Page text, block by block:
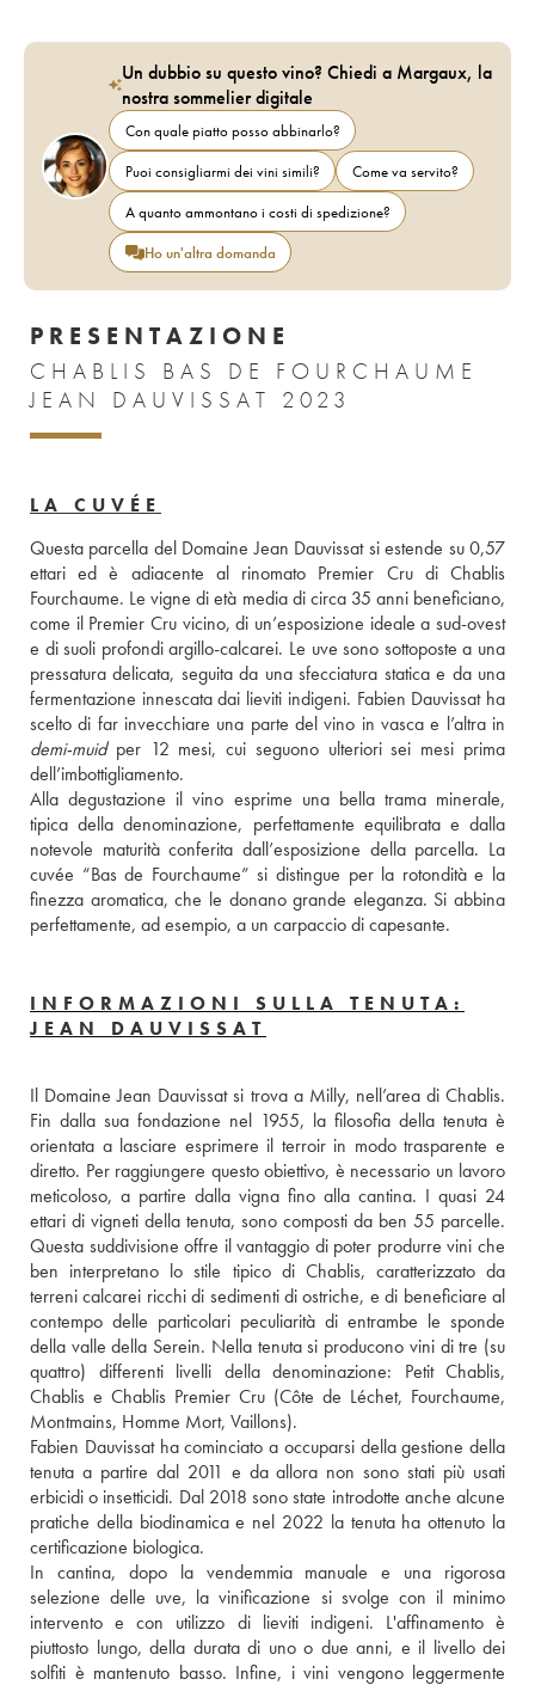
Un dubbio su questo vino? Chiedi a Margaux, la
nostra sommelier digitale
Con quale piatto posso abbinarlo?
Puoi consigliarmi dei vini simili?
Come va servito?
A quanto ammontano i costi di spedizione?
Ho un'altra domanda
PRESENTAZIONE
CHABLIS BAS DE FOURCHAUME
JEAN DAUVISSAT 2023
LA CUVÉE
Questa parcella del Domaine Jean Dauvissat si estende su 0,57
ettari ed è adiacente al rinomato Premier Cru di Chablis
Fourchaume. Le vigne di età media di circa 35 anni beneficiano,
come il Premier Cru vicino, di un’esposizione ideale a sud-ovest
e di suoli profondi argillo-calcarei. Le uve sono sottoposte a una
pressatura delicata, seguita da una sfecciatura statica e da una
fermentazione innescata dai lieviti indigeni. Fabien Dauvissat ha
demi-muid per 12 mesi, cui seguono ulteriori sei mesi prima
dell’imbottigliamento.
Alla degustazione il vino esprime una bella trama minerale,
tipica della denominazione, perfettamente equilibrata e dalla
notevole maturità conferita dall’esposizione della parcella. La
cuvée “Bas de Fourchaume” si distingue per la rotondità e la
finezza aromatica, che le donano grande eleganza. Si abbina
perfettamente, ad esempio, a un carpaccio di capesante.
INFORMAZIONI SULLA TENUTA:
JEAN DAUVISSAT
Il Domaine Jean Dauvissat si trova a Milly, nell’area di Chablis.
Fin dalla sua fondazione nel 1955, la filosofia della tenuta è
orientata a lasciare esprimere il terroir in modo trasparente e
diretto. Per raggiungere questo obiettivo, è necessario un lavoro
meticoloso, a partire dalla vigna fino alla cantina. I quasi 24
ettari di vigneti della tenuta, sono composti da ben 55 parcelle.
Questa suddivisione offre il vantaggio di poter produrre vini che
ben interpretano lo stile tipico di Chablis, caratterizzato da
terreni calcarei ricchi di sedimenti di ostriche, e di beneficiare al
contempo delle particolari peculiarità di entrambe le sponde
della valle della Serein. Nella tenuta si producono vini di tre (su
quattro) differenti livelli della denominazione: Petit Chablis,
Chablis e Chablis Premier Cru (Côte de Léchet, Fourchaume,
Montmains, Homme Mort, Vaillons).
Fabien Dauvissat ha cominciato a occuparsi della gestione della
tenuta a partire dal 2011 e da allora non sono stati più usati
erbicidi o insetticidi. Dal 2018 sono state introdotte anche alcune
pratiche della biodinamica e nel 2022 la tenuta ha ottenuto la
certificazione biologica.
In cantina, dopo la vendemmia manuale e una rigorosa
selezione delle uve, la vinificazione si svolge con il minimo
intervento e con utilizzo di lieviti indigeni. L'affinamento è
piuttosto lungo, della durata di uno o due anni, e il livello dei
solfiti è mantenuto basso. Infine, i vini vengono leggermente